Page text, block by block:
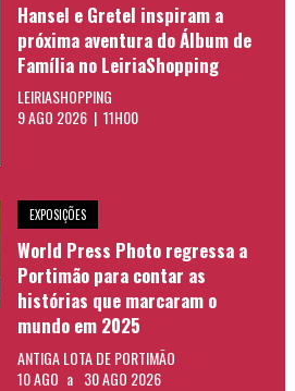
Hansel e Gretel inspiram a
próxima aventura do Álbum de
Família no LeiriaShopping
LEIRIASHOPPING
9 AGO 2026 | 11H00
EXPOSIÇÕES
World Press Photo regressa a
Portimão para contar as
histórias que marcaram o
mundo em 2025
ANTIGA LOTA DE PORTIMÃO
10 AGO a 30 AGO 2026